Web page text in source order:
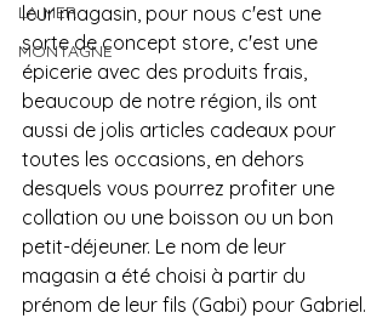
LA MER
MONTAGNE
leur magasin, pour nous c'est une
sorte de concept store, c'est une
épicerie avec des produits frais,
beaucoup de notre région, ils ont
aussi de jolis articles cadeaux pour
toutes les occasions, en dehors
desquels vous pourrez profiter une
collation ou une boisson ou un bon
petit-déjeuner. Le nom de leur
magasin a été choisi à partir du
prénom de leur fils (Gabi) pour Gabriel.